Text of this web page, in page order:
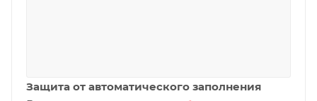
Защита от автоматического заполнения